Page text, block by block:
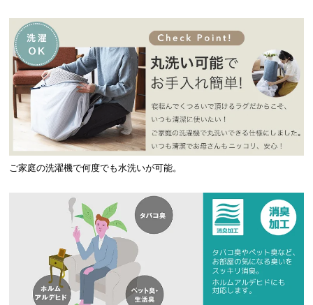
ご家庭の洗濯機で何度でも水洗いが可能。